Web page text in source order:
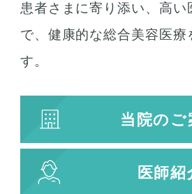
患者さまに寄り添い、高い
で、健康的な総合美容医療
す。
当院のご
医師紹